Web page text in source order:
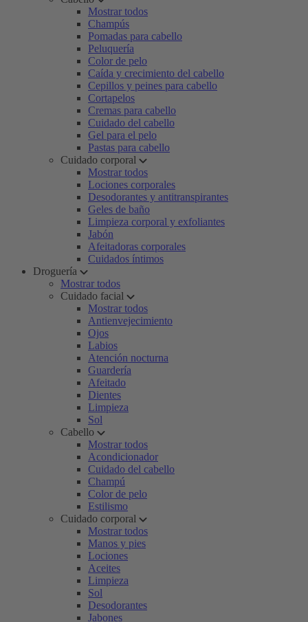
Mostrar todos
Champús
Pomadas para cabello
Peluquería
Color de pelo
Caída y crecimiento del cabello
Cepillos y peines para cabello
Cortapelos
Cremas para cabello
Cuidado del cabello
Gel para el pelo
Pastas para cabello
Cuidado corporal
Mostrar todos
Lociones corporales
Desodorantes y antitranspirantes
Geles de baño
Limpieza corporal y exfoliantes
Jabón
Afeitadoras corporales
Cuidados íntimos
Droguería
Mostrar todos
Cuidado facial
Mostrar todos
Antienvejecimiento
Ojos
Labios
Atención nocturna
Guardería
Afeitado
Dientes
Limpieza
Sol
Cabello
Mostrar todos
Acondicionador
Cuidado del cabello
Champú
Color de pelo
Estilismo
Cuidado corporal
Mostrar todos
Manos y pies
Lociones
Aceites
Limpieza
Sol
Desodorantes
Jabones